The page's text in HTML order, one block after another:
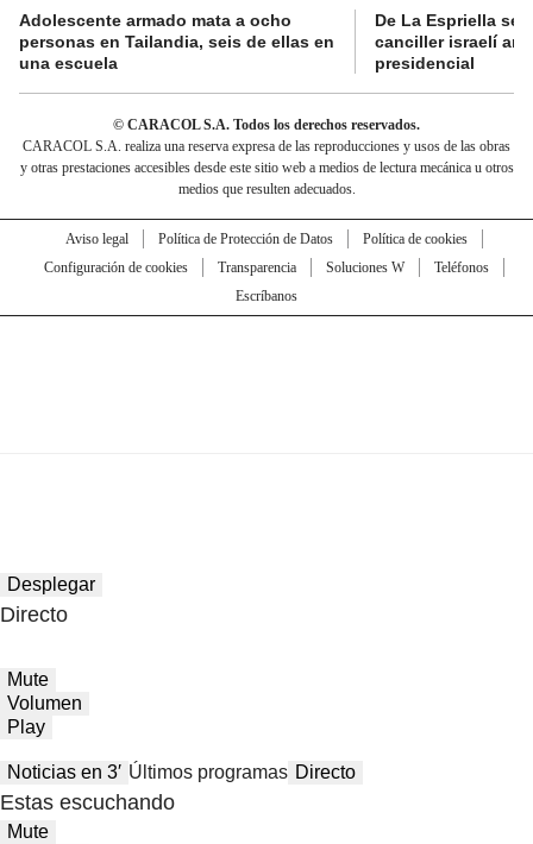
Adolescente armado mata a ocho
personas en Tailandia, seis de ellas en
una escuela
De La Espriella se
canciller israelí
presidencial
© CARACOL S.A. Todos los derechos reservados.
CARACOL S.A. realiza una reserva expresa de las reproducciones y usos de las obras
y otras prestaciones accesibles desde este sitio web a medios de lectura mecánica u otros
medios que resulten adecuados.
Aviso legal Política de Protección de Datos
Política de cookies
Configuración de cookies
Transparencia Soluciones W
Teléfonos
Escríbanos
Desplegar
Directo
Mute
Volumen
Play
Noticias en 3′ Últimos programas Directo
Estas escuchando
Mute